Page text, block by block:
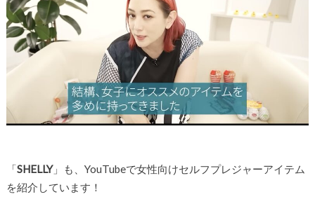
「SHELLY」も、YouTubeで女性向けセルフプレジャーアイテム
を紹介しています！